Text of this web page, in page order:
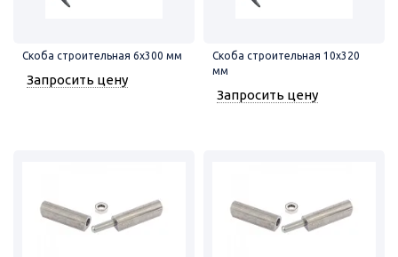
Скоба строительная 6х300 мм
Запросить цену
Скоба строительная 10х320
мм
Запросить цену